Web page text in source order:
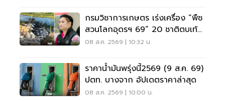
กรมวิชาการเกษตร เร่งเครื่อง “พืช
สวนโลกอุดรฯ 69” 20 ชาติตบเท้า
ร่วมโชว์นวัตกรรม
08 ส.ค. 2569 | 10:32 น.
ราคาน้ำมันพรุ่งนี้2569 (9 ส.ค. 69)
ปตท. บางจาก อัปเดตราคาล่าสุด
08 ส.ค. 2569 | 10:00 น.